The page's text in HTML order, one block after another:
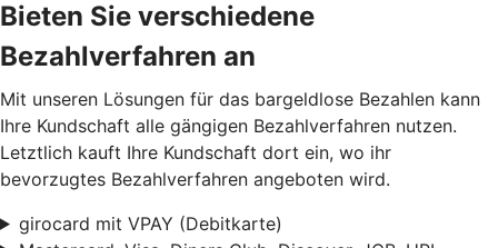
Bieten Sie verschiedene
Bezahlverfahren an
Mit unseren Lösungen für das bargeldlose Bezahlen kann
Ihre Kundschaft alle gängigen Bezahlverfahren nutzen.
Letztlich kauft Ihre Kundschaft dort ein, wo ihr
bevorzugtes Bezahlverfahren angeboten wird.
girocard mit VPAY (Debitkarte)